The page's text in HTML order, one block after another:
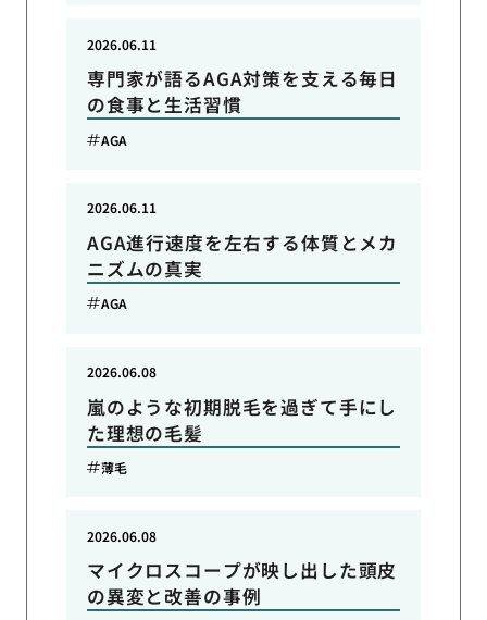
専門家が語るAGA対策を支える毎日
の食事と生活習慣
2026.06.11
AGA
AGA進行速度を左右する体質とメカ
ニズムの真実
2026.06.11
AGA
嵐のような初期脱毛を過ぎて手にし
た理想の毛髪
2026.06.08
薄毛
マイクロスコープが映し出した頭皮
の異変と改善の事例
2026.06.08